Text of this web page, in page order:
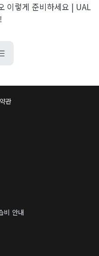
이렇게 준비하세요 | UAL
관
비 안내